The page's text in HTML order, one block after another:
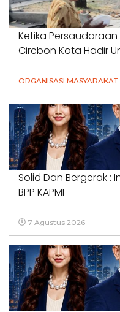
Ketika Persaudaraan
Cirebon Kota Hadir
ORGANISASI MASYARAKAT
Solid Dan Bergerak :
BPP KAPMI
7 Agustus 2026